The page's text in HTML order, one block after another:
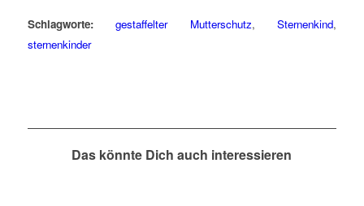
Schlagworte: gestaffelter Mutterschutz,Sternenkind,
sternenkinder
Das könnte Dich auch interessieren